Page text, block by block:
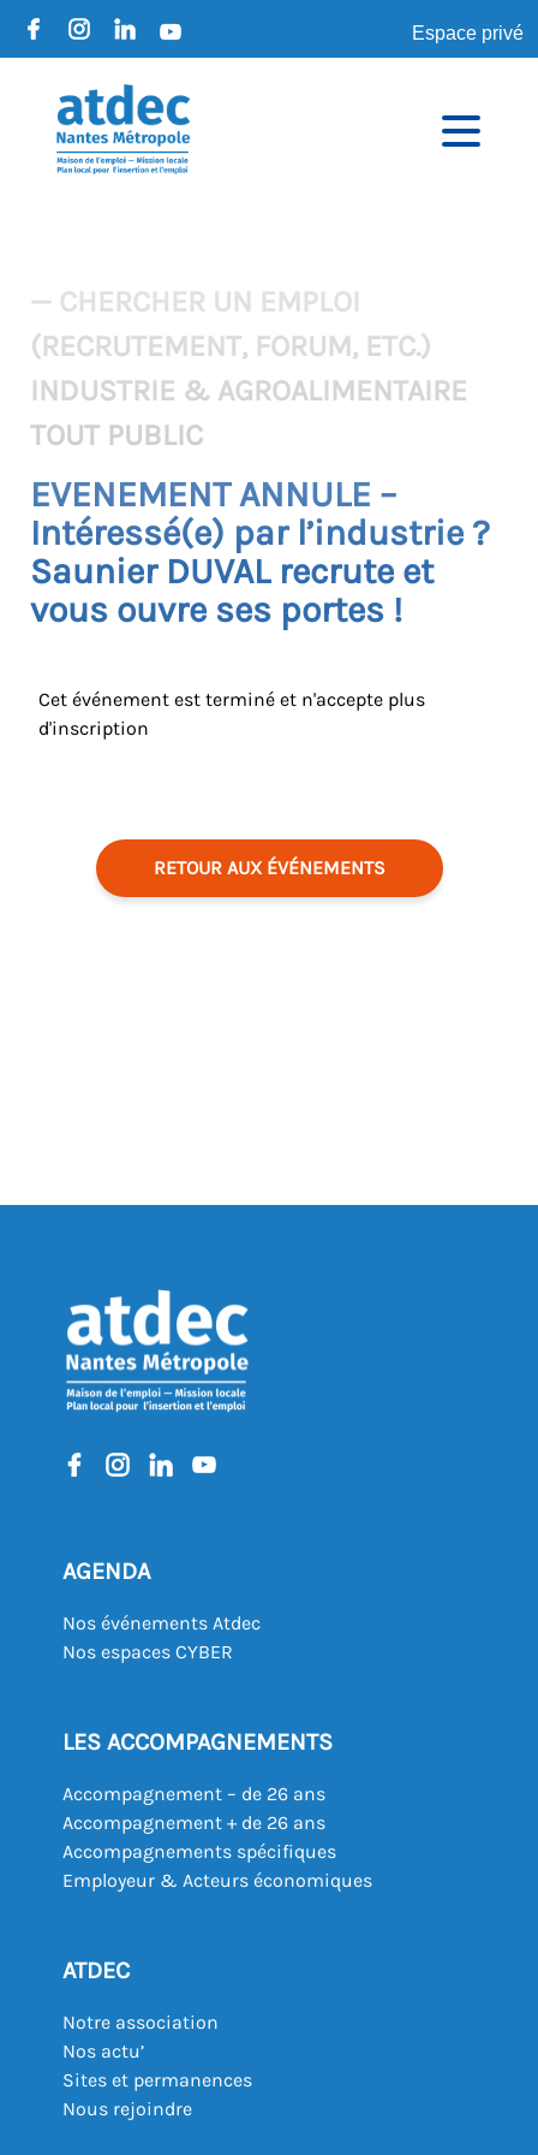
Espace privé
REVENIR À L'AGENDA
— CHERCHER UN EMPLOI
(RECRUTEMENT, FORUM, ETC.)
INDUSTRIE & AGROALIMENTAIRE
TOUT PUBLIC
EVENEMENT ANNULE –
Intéressé(e) par l’industrie ?
Saunier DUVAL recrute et
vous ouvre ses portes !
Cet événement est terminé et n'accepte plus
d'inscription
RETOUR AUX ÉVÉNEMENTS
AGENDA
Nos événements Atdec
Nos espaces CYBER
LES ACCOMPAGNEMENTS
Accompagnement – de 26 ans
Accompagnement + de 26 ans
Accompagnements spécifiques
Employeur & Acteurs économiques
ATDEC
Notre association
Nos actu’
Sites et permanences
Nous rejoindre